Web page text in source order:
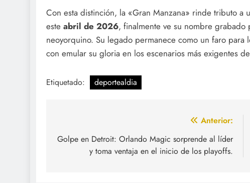
Con esta distinción, la «Gran Manzana» rinde tributo
este abril de 2026, finalmente ve su nombre
neoyorquino. Su legado permanece como un faro para
con emular su gloria en los escenarios más exigentes
Etiquetado: deportealdia
de
entradas
Anterior:
Golpe en Detroit: Orlando Magic sorprende al líder
y toma ventaja en el inicio de los playoffs.